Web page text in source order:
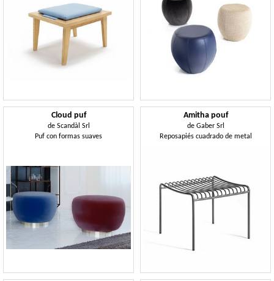
Cloud puf
de Scandàl Srl
Puf con formas suaves
Amitha pouf
de Gaber Srl
Reposapiés cuadrado de metal